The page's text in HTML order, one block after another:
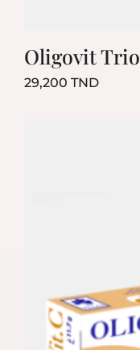
Oligovit Trio
29,200 TNDPrix